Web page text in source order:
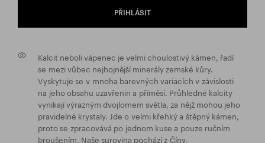
PŘIHLÁSIT
Kalcit neboli vápenec je velmi choulostivý kámen, řadí
se mezi vůbec nejhojnější minerály zemské kůry.
Vyskytuje se v mnoha barevných variacích v závislosti
na jeho obsahu uzavřenin a příměsí. Průhledné kalcity
vynikají výrazným dvojlomem světla, za nějž mohou jeho
pravidelné krystaly. Jde o velmi křehký a štěpný kámen,
proto se zpracovává po jednom kuse a pouze ručním
broušením. Naše surovina pochází z Číny.